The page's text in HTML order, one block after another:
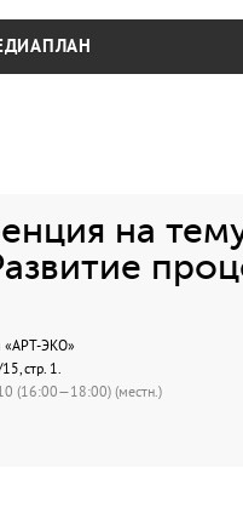
на
«АРТ-ЭКО»
стр. 1.
(16:00—18:00) (местн.)